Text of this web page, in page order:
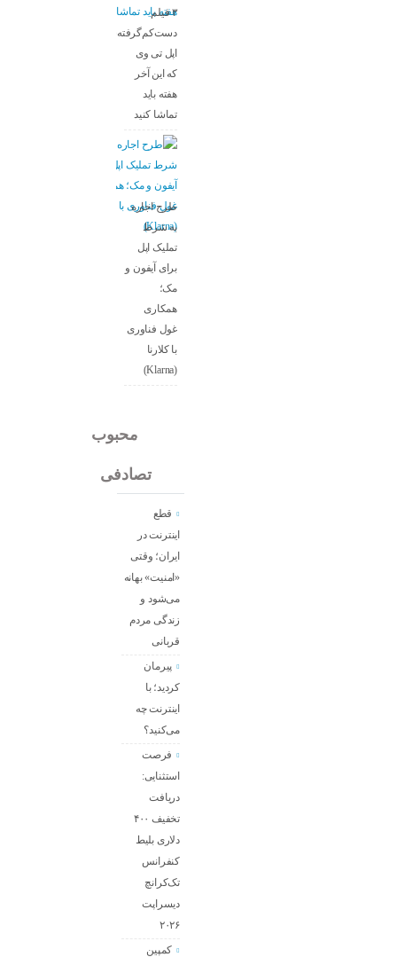
۳ فیلم
دست‌کم‌گرفته‌شده
اپل تی وی
که این آخر
هفته باید
تماشا کنید
طرح اجاره
به شرط
تملیک اپل
برای آیفون و
مک؛
همکاری
غول فناوری
با کلارنا
(Klarna)
جدیدمحبوب
تصادفی
قطع
اینترنت در
ایران؛ وقتی
«امنیت» بهانه
می‌شود و
زندگی مردم
قربانی
پیرمان
کردید؛ با
اینترنت چه
می‌کنید؟
فرصت
استثنایی:
دریافت
تخفیف ۴۰۰
دلاری بلیط
کنفرانس
تک‌کرانچ
دیسراپت
۲۰۲۶
کمپین